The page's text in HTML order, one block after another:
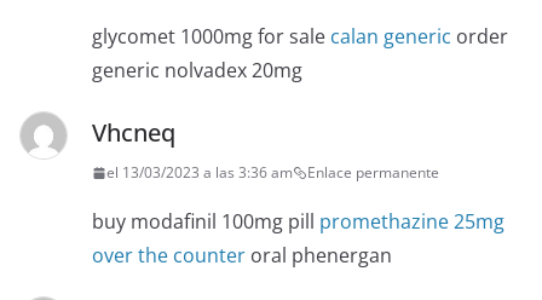
glycomet 1000mg for sale calan generic order
generic nolvadex 20mg
Vhcneq
el 13/03/2023 a las 3:36 am Enlace permanente
buy modafinil 100mg pill promethazine 25mg
over the counter oral phenergan